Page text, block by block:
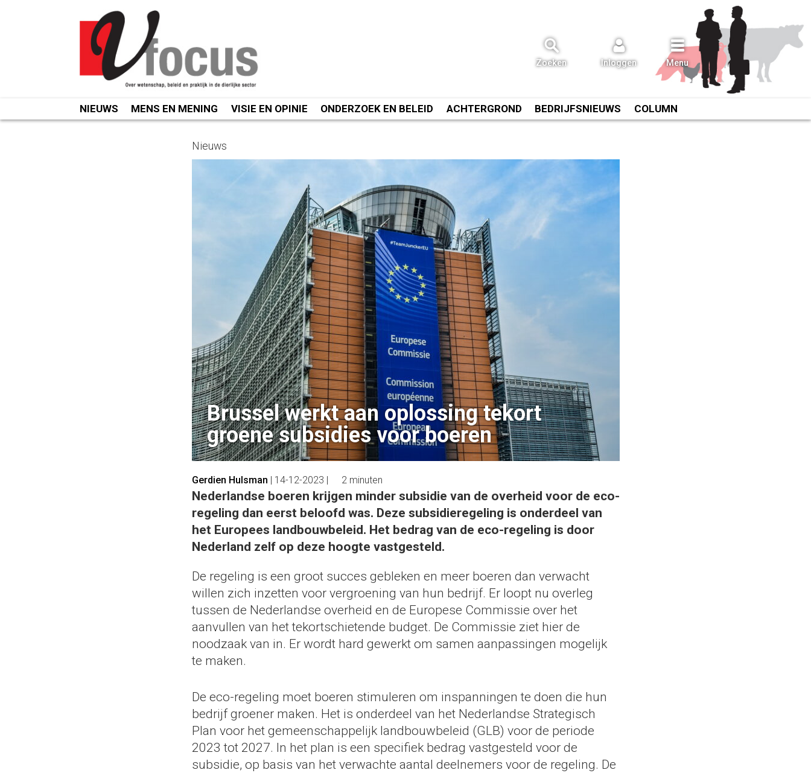
Zoeken Inloggen Menu
NIEUWS MENS EN MENING VISIE EN OPINIE ONDERZOEK EN BELEID ACHTERGROND BEDRIJFSNIEUWS COLUMN
Nieuws
Brussel werkt aan oplossing tekort
groene subsidies voor boeren
Gerdien Hulsman | 14-12-2023 | 2 minuten
Nederlandse boeren krijgen minder subsidie van de overheid voor de eco-
regeling dan eerst beloofd was. Deze subsidieregeling is onderdeel van
het Europees landbouwbeleid. Het bedrag van de eco-regeling is door
Nederland zelf op deze hoogte vastgesteld.
De regeling is een groot succes gebleken en meer boeren dan verwacht
willen zich inzetten voor vergroening van hun bedrijf. Er loopt nu overleg
tussen de Nederlandse overheid en de Europese Commissie over het
aanvullen van het tekortschietende budget. De Commissie ziet hier de
noodzaak van in. Er wordt hard gewerkt om samen aanpassingen mogelijk
te maken.
De eco-regeling moet boeren stimuleren om inspanningen te doen die hun
bedrijf groener maken. Het is onderdeel van het Nederlandse Strategisch
Plan voor het gemeenschappelijk landbouwbeleid (GLB) voor de periode
2023 tot 2027. In het plan is een specifiek bedrag vastgesteld voor de
subsidie, op basis van het verwachte aantal deelnemers voor de regeling. De